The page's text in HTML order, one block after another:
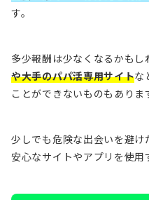
す。
多少報酬は少なくなるかもし
や大手のパパ活専用サイトな
ことができないものもありま
少しでも危険な出会いを避け
安心なサイトやアプリを使用